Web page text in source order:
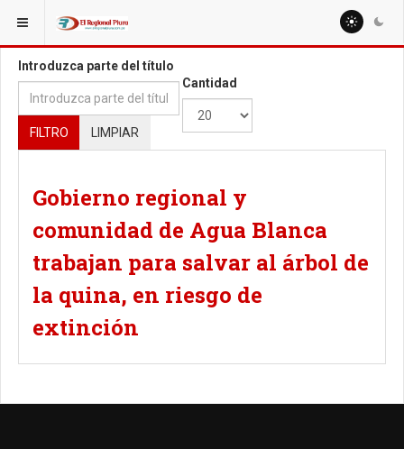
ESTÁ AQUÍ: TAGS
Introduzca parte del título
FILTRO LIMPIAR
Cantidad
Gobierno regional y
comunidad de Agua Blanca
trabajan para salvar al árbol de
la quina, en riesgo de
extinción